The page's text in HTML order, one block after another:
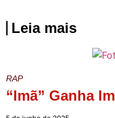
Leia mais
RAP
“Imã” Ganha